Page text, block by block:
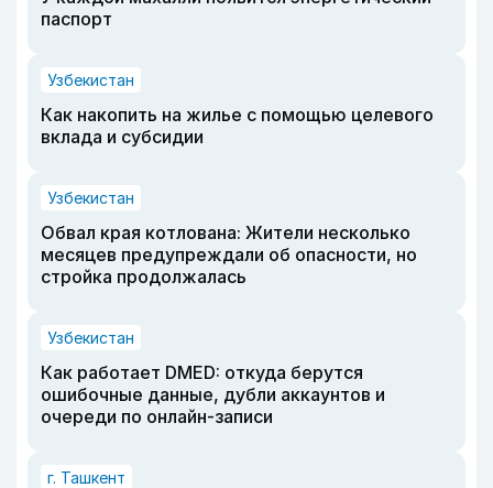
паспорт
Узбекистан
Как накопить на жилье с помощью целевого
вклада и субсидии
Узбекистан
Обвал края котлована: Жители несколько
месяцев предупреждали об опасности, но
стройка продолжалась
Узбекистан
Как работает DMED: откуда берутся
ошибочные данные, дубли аккаунтов и
очереди по онлайн-записи
г. Ташкент